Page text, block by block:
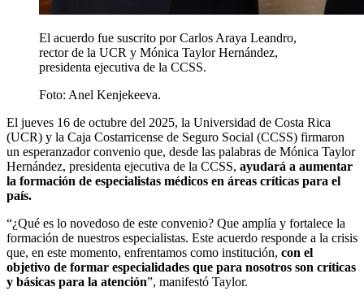
El acuerdo fue suscrito por Carlos Araya Leandro,
rector de la UCR y Mónica Taylor Hernández,
presidenta ejecutiva de la CCSS.
Foto: Anel Kenjekeeva.
El jueves 16 de octubre del 2025, la Universidad de Costa Rica
(UCR) y la Caja Costarricense de Seguro Social (CCSS) firmaron
un esperanzador convenio que, desde las palabras de Mónica Taylor
Hernández, presidenta ejecutiva de la CCSS, ayudará a aumentar
la formación de especialistas médicos en áreas críticas para el
país.
“¿Qué es lo novedoso de este convenio? Que amplía y fortalece la
formación de nuestros especialistas. Este acuerdo responde a la crisis
que, en este momento, enfrentamos como institución, con el
objetivo de formar especialidades que para nosotros son críticas
y básicas para la atención”, manifestó Taylor.